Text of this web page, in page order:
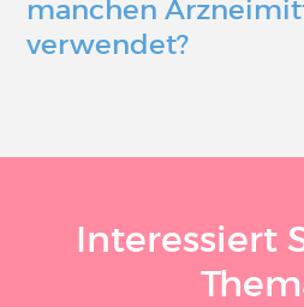
manchen
verwendet?
Interessiert